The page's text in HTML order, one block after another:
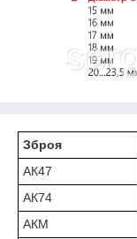
Зброя
АК47
АК74
АКМ